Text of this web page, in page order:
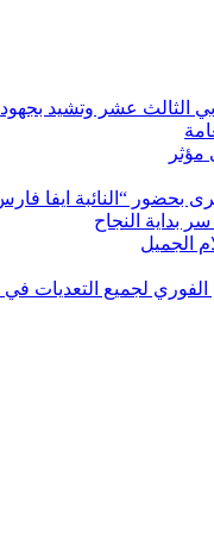
الثالث عشر وتشيد
مؤثر
“النائبة ايفا
بداية النجاح
الجميل
لجميع التعديات في